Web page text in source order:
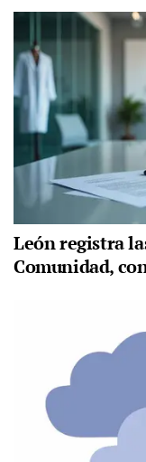
León registra
Comunidad,